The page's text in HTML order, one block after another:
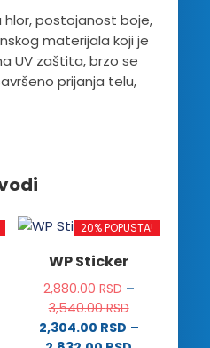
hlor, postojanost boje,
materijala koji je
UV zaštita, brzo se
prijanja telu,
20% POPUSTA!
WP Sticker
2,880.00RSD –
3,540.00RSDRaspon
cena:
2,304.00 RSD –